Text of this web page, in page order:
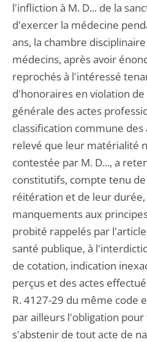
l'infliction à M. D... de la
d'exercer la médecine
ans, la chambre
médecins, après avoir
reprochés à l'intéressé
d'honoraires en violation
générale des actes
classification commune
relevé que leur matérialité
contestée par M. D..., a
constitutifs, compte tenu
réitération et de leur durée,
manquements aux
probité rappelés par
santé publique, à
de cotation, indication
perçus et des actes
R. 4127-29 du même code
par ailleurs l'obligation
s'abstenir de tout acte de